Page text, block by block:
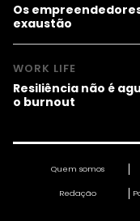
Os
exaustão
WORK LIFE
Resiliência não é
o burnout
Quem somos
Redação